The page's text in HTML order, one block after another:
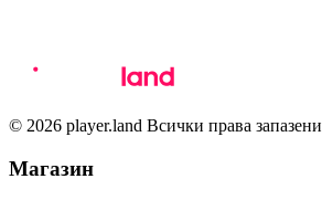
© 2026 player.land Всички права запазени
Магазин